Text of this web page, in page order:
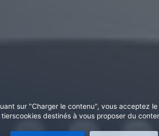
sur "Charger le contenu", vous acceptez
tierscookies destinés à vous proposer du